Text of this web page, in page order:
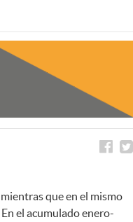
que en el mismo
el acumulado enero-